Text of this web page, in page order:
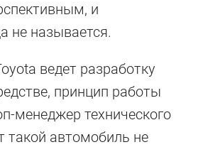
и
не называется.
ведет разработку
принцип работы
менеджер технического
такой автомобиль не